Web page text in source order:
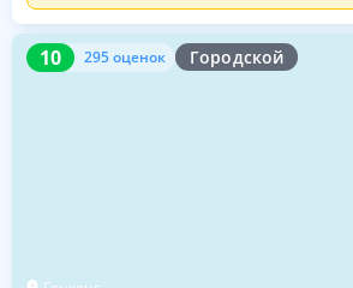
10 295 оценок Городской
10 295 оценок